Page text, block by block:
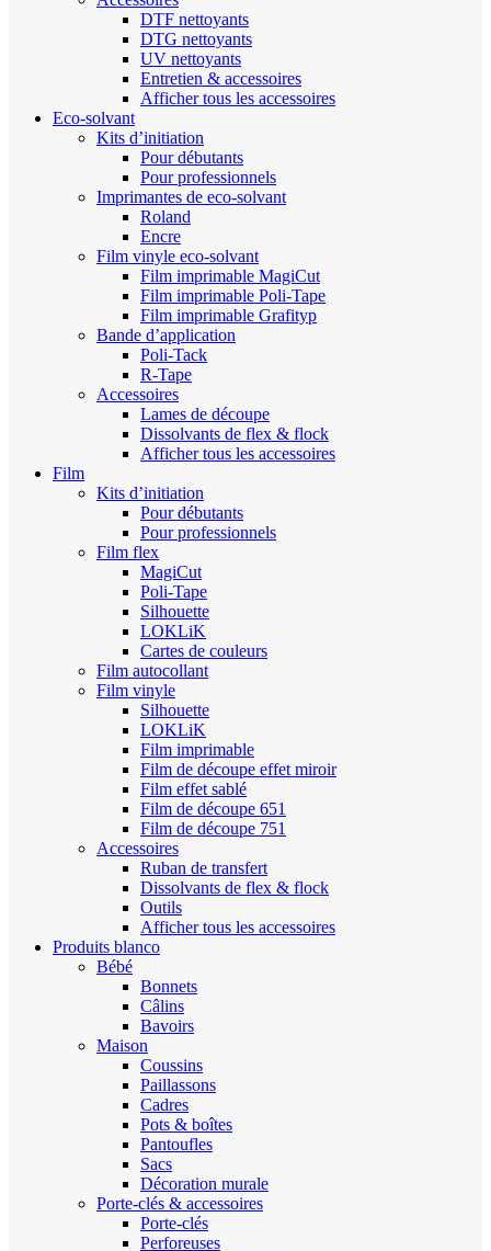
DTF nettoyants
DTG nettoyants
UV nettoyants
Entretien & accessoires
Afficher tous les accessoires
Eco-solvant
Kits d’initiation
Pour débutants
Pour professionnels
Imprimantes de eco-solvant
Roland
Encre
Film vinyle eco-solvant
Film imprimable MagiCut
Film imprimable Poli-Tape
Film imprimable Grafityp
Bande d’application
Poli-Tack
R-Tape
Accessoires
Lames de découpe
Dissolvants de flex & flock
Afficher tous les accessoires
Film
Kits d’initiation
Pour débutants
Pour professionnels
Film flex
MagiCut
Poli-Tape
Silhouette
LOKLiK
Cartes de couleurs
Film autocollant
Film vinyle
Silhouette
LOKLiK
Film imprimable
Film de découpe effet miroir
Film effet sablé
Film de découpe 651
Film de découpe 751
Accessoires
Ruban de transfert
Dissolvants de flex & flock
Outils
Afficher tous les accessoires
Produits blanco
Bébé
Bonnets
Câlins
Bavoirs
Maison
Coussins
Paillassons
Cadres
Pots & boîtes
Pantoufles
Sacs
Décoration murale
Porte-clés & accessoires
Porte-clés
Perforeuses